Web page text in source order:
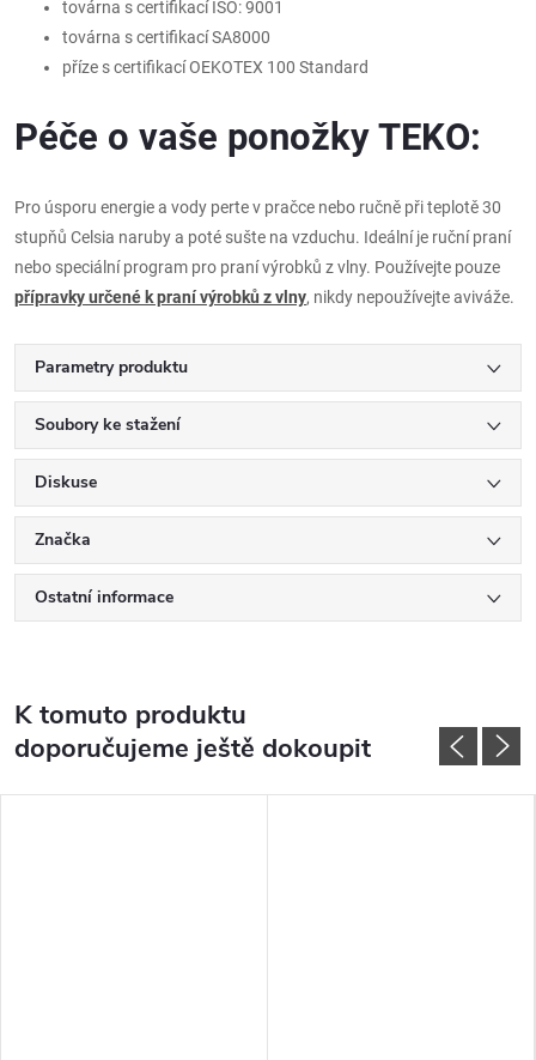
továrna s certifikací ISO: 9001
továrna s certifikací SA8000
příze s certifikací OEKOTEX 100 Standard
Péče o vaše ponožky TEKO:
Pro úsporu energie a vody perte v pračce nebo ručně při teplotě 30
stupňů Celsia naruby a poté sušte na vzduchu. Ideální je ruční praní
nebo speciální program pro praní výrobků z vlny. Používejte pouze
přípravky určené k praní výrobků z vlny, nikdy nepoužívejte aviváže.
Parametry produktu
Soubory ke stažení
Diskuse
Značka
Ostatní informace
K tomuto produktu
doporučujeme ještě dokoupit